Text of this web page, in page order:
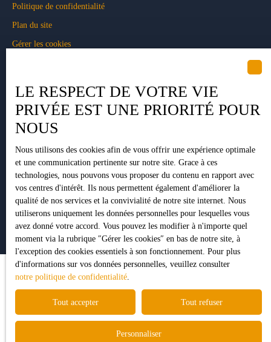
Politique de confidentialité
Plan du site
Gérer les cookies
+33 5 34 35 15 90
1 Impasse Pujeau Rabé
31410 Lavernose-Lacasse
LE RESPECT DE VOTRE VIE
PRIVÉE EST UNE PRIORITÉ POUR
NOUS
Nous utilisons des cookies afin de vous offrir une expérience optimale
et une communication pertinente sur notre site. Grace à ces
technologies, nous pouvons vous proposer du contenu en rapport avec
vos centres d'intérêt. Ils nous permettent également d'améliorer la
qualité de nos services et la convivialité de notre site internet. Nous
utiliserons uniquement les données personnelles pour lesquelles vous
avez donné votre accord. Vous pouvez les modifier à n'importe quel
moment via la rubrique ″Gérer les cookies″ en bas de notre site, à
l'exception des cookies essentiels à son fonctionnement. Pour plus
d'informations sur vos données personnelles, veuillez consulter
notre politique de confidentialité.
Tout accepter Tout refuser
Personnaliser